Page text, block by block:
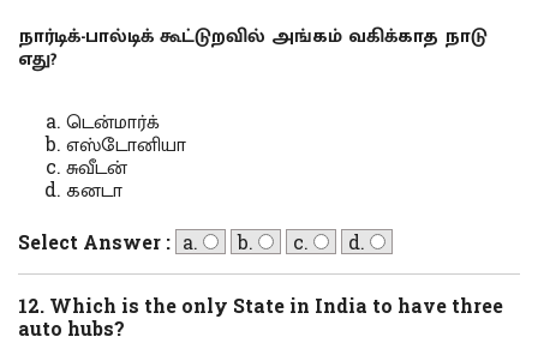
நார்டிக்-பால்டிக் கூட்டுறவில் அங்கம் வகிக்காத நாடு
எது?
டென்மார்க்
எஸ்டோனியா
சுவீடன்
கனடா
Select Answer : a. b. c. d.
12. Which is the only State in India to have three
auto hubs?